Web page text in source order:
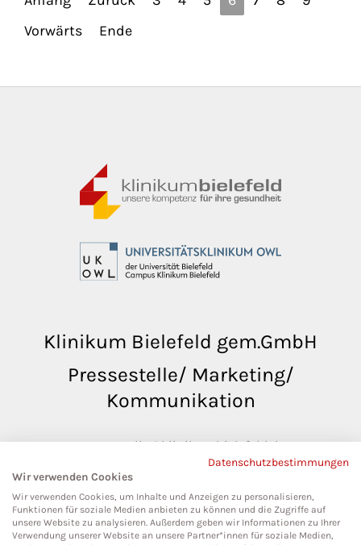
Vorwärts
Ende
Klinikum Bielefeld gem.GmbH
Pressestelle/ Marketing/
Kommunikation
pressestelle@klinikumbielefeld.de
Teutoburger Str. 50
33604 Bielefeld
Datenschutzbestimmungen
Wir verwenden Cookies
Wir verwenden Cookies, um Inhalte und Anzeigen zu personalisieren,
Funktionen für soziale Medien anbieten zu können und die Zugriffe auf
unsere Website zu analysieren. Außerdem geben wir Informationen zu Ihrer
Verwendung unserer Website an unsere Partner*innen für soziale Medien,